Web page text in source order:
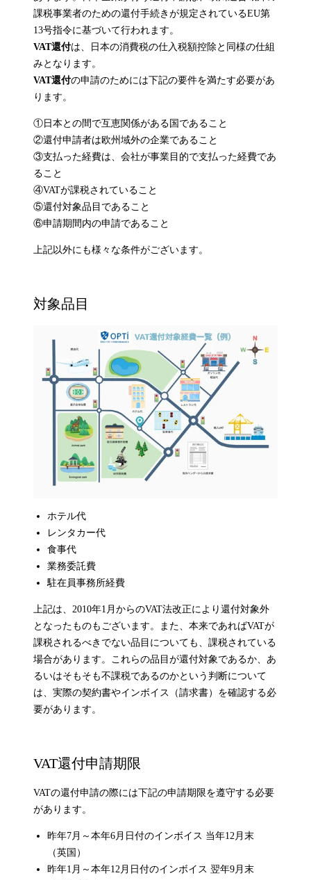
課税事業者のための還付手続きが規定されているEU第
13号指令に基づいて行われます。
VAT還付は、日本の消費税の仕入税額控除と同様の仕組
みとなります。
VAT還付の申請のためには下記の要件を満たす必要があ
ります。
①日本との間で互恵関係がある国であること
②還付申請者は欧州域外の企業であること
③支払った経費は、会社が事業目的で支払った経費であ
ること
④VATが課税されていること
⑤還付対象品目であること
⑥申請期間内の申請であること
上記以外にも様々な条件がございます。
対象品目
ホテル代
レンタカー代
食事代
業務委託費
駐在員事務所経費
上記は、2010年1月からのVAT法改正により還付対象外
となったものもございます。また、本来であればVATが
課税されるべきでない品目についても、課税されている
場合があります。これらの品目が還付対象であるか、あ
るいはそもそも不課税であるのかという判断について
は、実際の契約書やインボイス（請求書）を確認する必
要があります。
VAT還付申請期限
VATの還付申請の際には下記の申請期限を遵守する必要
があります。
昨年7月～本年6月日付のインボイス 当年12月末
（英国）
昨年1月～本年12月日付のインボイス 翌年9月末